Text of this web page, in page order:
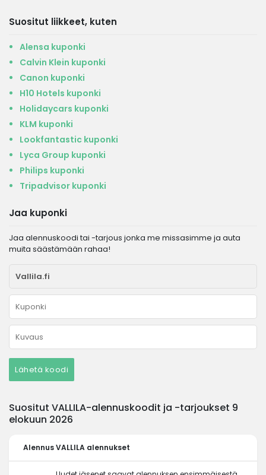
Suositut liikkeet, kuten
Alensa kuponki
Calvin Klein kuponki
Canon kuponki
H10 Hotels kuponki
Holidaycars kuponki
KLM kuponki
Lookfantastic kuponki
Lyca Group kuponki
Philips kuponki
Tripadvisor kuponki
Jaa kuponki
Jaa alennuskoodi tai -tarjous jonka me missasimme ja auta
muita säästämään rahaa!
Lähetä koodi
Suositut VALLILA-alennuskoodit ja -tarjoukset 9
elokuun 2026
AlennusVALLILA alennukset